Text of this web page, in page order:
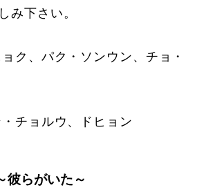
み下さい。
ク、パク・ソンウン、チョ・
・チョルウ、ドヒョン
らがいた～